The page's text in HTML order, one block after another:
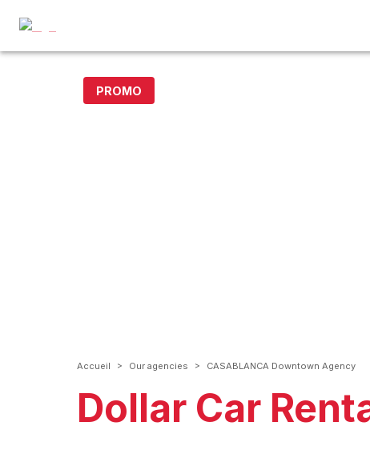
PROMO
Accueil > Our agencies > CASABLANCA Downtown Agency
Dollar Car